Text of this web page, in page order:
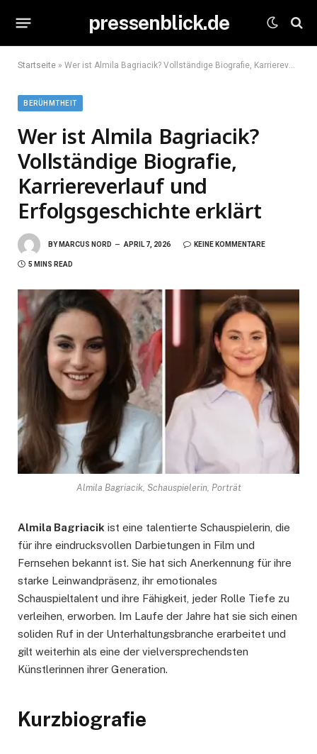
pressenblick.de
Startseite » Wer ist Almila Bagriacik? Vollständige Biografie, Karriereverlauf und Erfolgsgeschichte erklärt
BERÜHMTHEIT
Wer ist Almila Bagriacik?
Vollständige Biografie,
Karriereverlauf und
Erfolgsgeschichte erklärt
BY MARCUS NORD APRIL 7, 2026 KEINE KOMMENTARE
5 MINS READ
Almila Bagriacik, Schauspielerin, Porträt
Almila Bagriacik ist eine talentierte Schauspielerin, die
für ihre eindrucksvollen Darbietungen in Film und
Fernsehen bekannt ist. Sie hat sich Anerkennung für ihre
starke Leinwandpräsenz, ihr emotionales
Schauspieltalent und ihre Fähigkeit, jeder Rolle Tiefe zu
verleihen, erworben. Im Laufe der Jahre hat sie sich einen
soliden Ruf in der Unterhaltungsbranche erarbeitet und
gilt weiterhin als eine der vielversprechendsten
Künstlerinnen ihrer Generation.
Kurzbiografie